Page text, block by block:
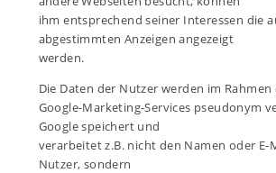
ihm entsprechend seiner Interessen die
abgestimmten Anzeigen angezeigt
werden.
Die Daten der Nutzer werden im Rahmen
Google-Marketing-Services pseudonym
Google speichert und
verarbeitet z.B. nicht den Namen oder E-
Nutzer, sondern